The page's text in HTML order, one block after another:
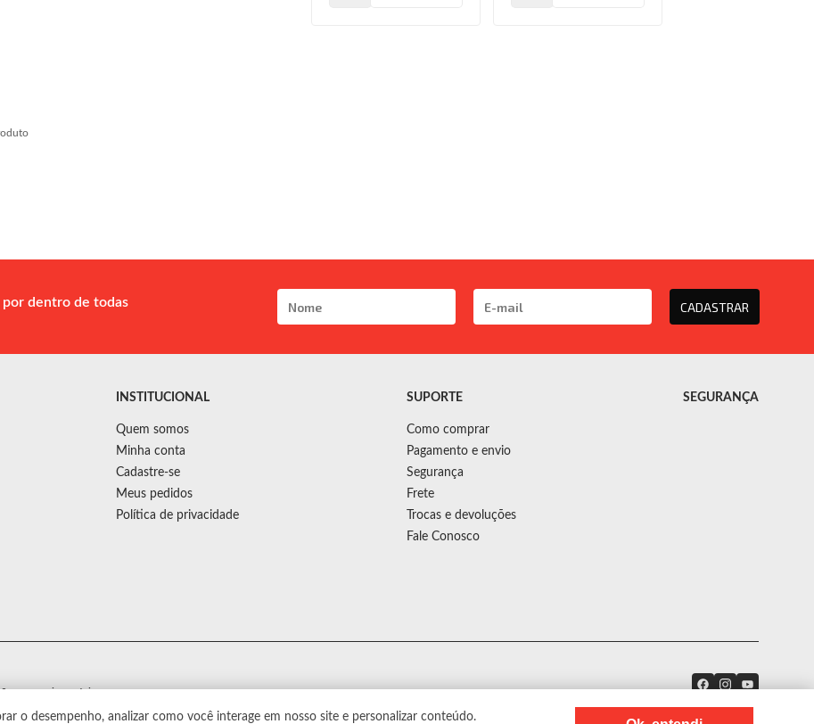
dentro de todas
CADASTRAR
o desempenho, analizar como você interage em nosso site e personalizar conteúdo.
INSTITUCIONAL
Quem somos
Minha conta
Cadastre-se
Meus pedidos
Política de privacidade
SUPORTE
Como comprar
Pagamento e envio
Segurança
Frete
Trocas e devoluções
Fale Conosco
SEGURANÇA
sem aviso prévio.